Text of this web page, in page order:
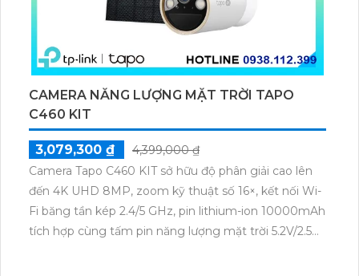
CAMERA NĂNG LƯỢNG MẶT TRỜI TAPO
C460 KIT
3,079,300 ₫
4,399,000 ₫
Camera Tapo C460 KIT sở hữu độ phân giải cao lên
đến 4K UHD 8MP, zoom kỹ thuật số 16×, kết nối Wi-
Fi băng tần kép 2.4/5 GHz, pin lithium-ion 10000mAh
tích hợp cùng tấm pin năng lượng mặt trời 5.2V/2.5W.